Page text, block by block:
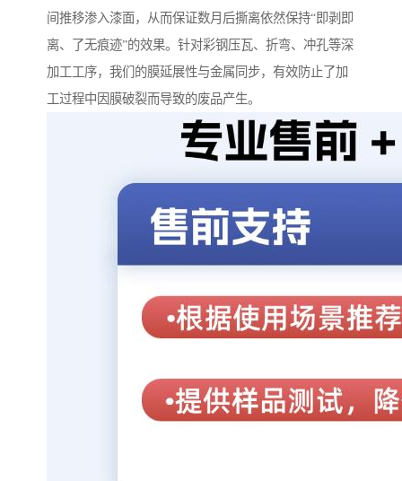
间推移渗入漆面，从而保证数月后撕离依然保持“即剥即
离、了无痕迹”的效果。针对彩钢压瓦、折弯、冲孔等深
加工工序，我们的膜延展性与金属同步，有效防止了加
工过程中因膜破裂而导致的废品产生。